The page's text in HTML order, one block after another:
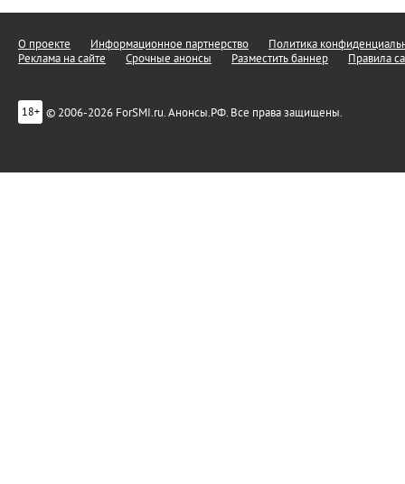
О проекте Информационное партнерство
Политика
Реклама на сайте
Срочные анонсы Разместить баннер Правила
18+ © 2006-2026 ForSMI.ru. Анонсы.РФ. Все права защищены.